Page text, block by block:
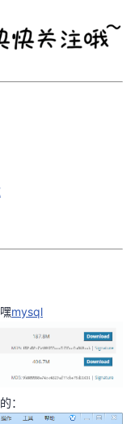
mysql
：